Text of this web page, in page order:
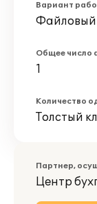
Вариант
Файловый
Общее число
1
Количество
Толстый
Партнер,
Центр